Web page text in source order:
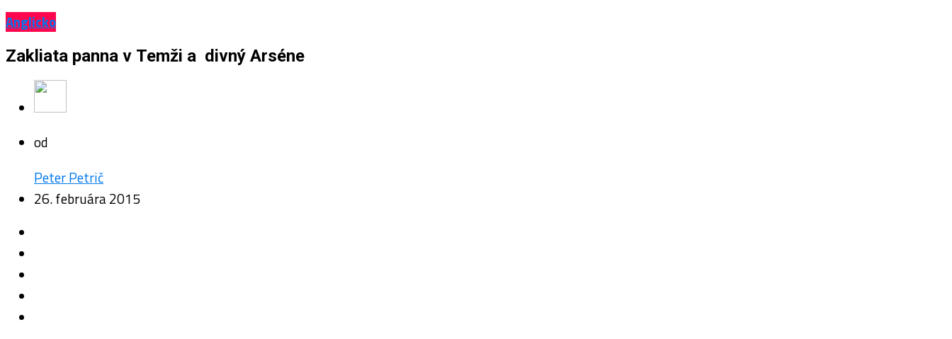
Anglicko
Zakliata panna v Temži a divný Arséne
od
Peter Petrič
26. februára 2015